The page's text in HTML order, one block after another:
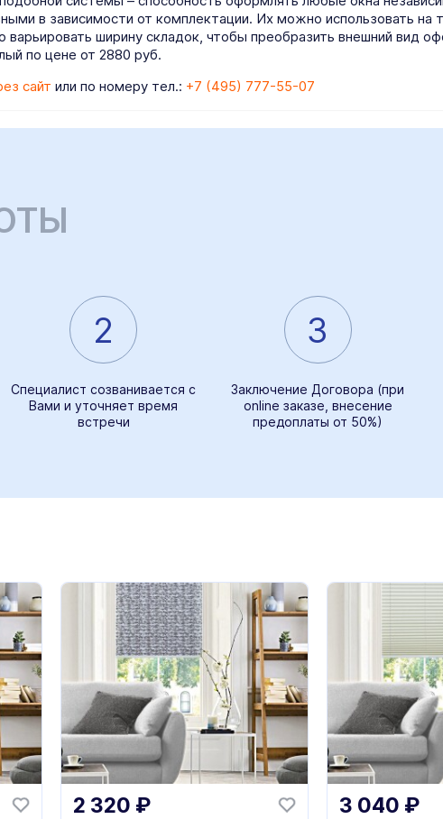
в зависимости от комплектации. Их можно использовать на
варьировать ширину складок, чтобы преобразить внешний вид
по цене от 2880 руб.
сайт или по номеру тел.: +7 (495) 777-55-07
2
Специалист созванивается с
Вами и уточняет время
встречи
3
Заключение Договора (при
online заказе, внесение
предоплаты от 50%)
2 320 ₽ 3 040 ₽